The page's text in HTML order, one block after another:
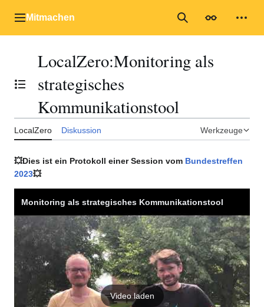
Inhalt
Hauptmenü
Mitmachen Suche
Inhaltsverzeichnis umschalten
LocalZero:Monitoring als
strategisches
Kommunikationstool
LocalZero Diskussion Werkzeuge
💥Dies ist ein Protokoll einer Session vom Bundestreffen
2023💥
Monitoring als strategisches Kommunikationstool
Video laden